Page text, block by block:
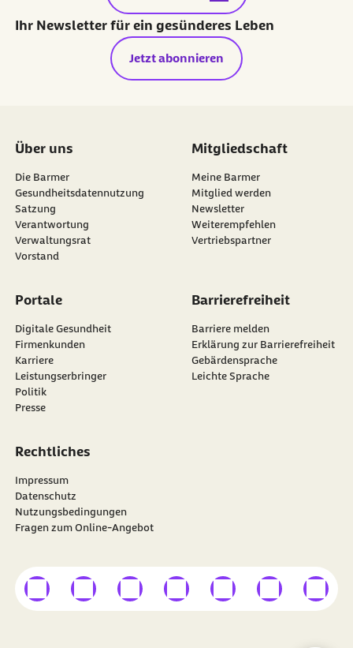
Ihr Newsletter für ein gesünderes Leben
Jetzt abonnieren
Über uns
Die Barmer
Gesundheitsdatennutzung
Satzung
Verantwortung
Verwaltungsrat
Vorstand
Mitgliedschaft
Meine Barmer
Mitglied werden
Newsletter
externer Link:
Weiterempfehlen
Vertriebspartner
Portale
Digitale Gesundheit
Firmenkunden
Karriere
Leistungserbringer
Politik
Presse
Barrierefreiheit
Barriere melden
Erklärung zur Barrierefreiheit
Gebärdensprache
Leichte Sprache
Rechtliches
Impressum
Datenschutz
Nutzungsbedingungen
Fragen zum Online-Angebot
Besuchen Sie dieBARMER auf
externer Linkexterner Linkexterner Linkexterner Linkexterner Linkexterner Link